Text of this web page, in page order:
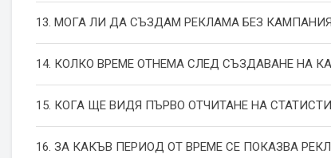
13. МОГА ЛИ ДА СЪЗДАМ РЕКЛАМА БЕЗ
14. КОЛКО ВРЕМЕ ОТНЕМА СЛЕД СЪЗДАВАНЕ НА
15. КОГА ЩЕ ВИДЯ ПЪРВО ОТЧИТАНЕ НА
16. ЗА КАКЪВ ПЕРИОД ОТ ВРЕМЕ СЕ ПОКАЗВА